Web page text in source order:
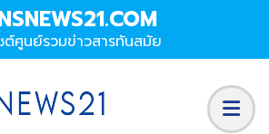
ต์ศูนย์รวมข่าวสารทันสมัย